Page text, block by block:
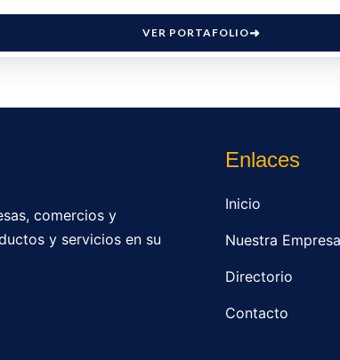
VER PORTAFOLIO
comercios y
y servicios en su
Enlaces
Inicio
Nuestra Empresa
Directorio
Contacto